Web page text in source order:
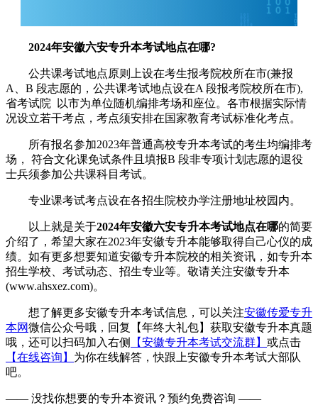
2024年安徽六安专升本考试地点在哪?
公共课考试地点原则上设在考生报考院校所在市(兼报
A、B 段志愿的，公共课考试地点设在A 段报考院校所在市),
省考试院 以市为单位随机编排考场和座位。各市根据实际情
况设立若干考点，考点须安排在国家教育考试标准化考点。
所有报名参加2023年普通高校专升本考试的考生均编排考
场， 符合文化课免试条件且填报B 段非专项计划志愿的退役
士兵须参加公共课科目考试。
专业课考试考点设在各招生院校办学注册地址校园内。
以上就是关于2024年安徽六安专升本考试地点在哪的简要
介绍了，希望大家在2023年安徽专升本能够取得自己心仪的成
绩。如有更多想要知道安徽专升本院校的相关资讯，如专升本
招生学校、考试动态、招生专业等。敬请关注安徽专升本
(www.ahsxez.com)。
想了解更多安徽专升本考试信息，可以关注安徽传爱专升
本网微信公众号哦，回复【年终大礼包】获取安徽专升本真题
哦，还可以扫码加入右侧
【安徽专升本考试交流群】 或点击
【在线咨询】 为你在线解答，快跟上安徽专升本考试大部队
吧。
—— 没找你想要的专升本资讯？ 预约免费咨询 ——